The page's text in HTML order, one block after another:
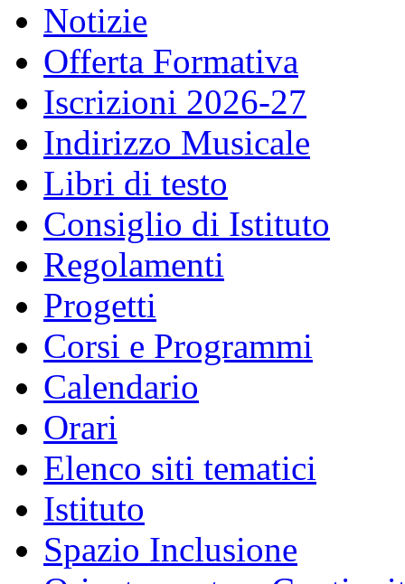
Notizie
Offerta Formativa
Iscrizioni 2026-27
Indirizzo Musicale
Libri di testo
Consiglio di Istituto
Regolamenti
Progetti
Corsi e Programmi
Calendario
Orari
Elenco siti tematici
Istituto
Spazio Inclusione